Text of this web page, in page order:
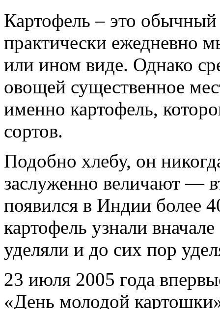
Картофель – это
практически ежедневно
или ином виде. Однако
овощей существенное
именно картофель,
сортов.
Подобно хлебу, он
заслуженно величают —
появился в Индии более
картофель узнали
уделяли и до сих пор
23 июля 2005 года
«День молодой